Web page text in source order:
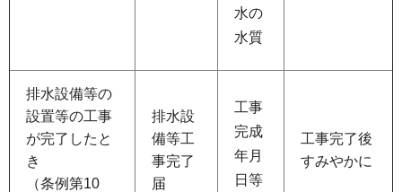
水の
水質
排水設備等の
設置等の工事
が完了したと
き
（条例第10
排水設
備等工
事完了
届
工事
完成
年月
日等
工事完了後
すみやかに